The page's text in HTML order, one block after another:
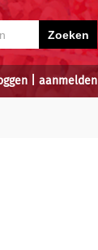
aanmelden